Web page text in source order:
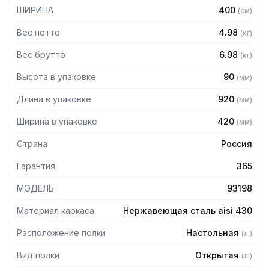
— Боковины (стойки) из трубы 20х20 нержавеющей стали
— Крепление к столу болтовое через отверстие в
— Полка поставляется в разобранном виде
ШИРИНА 400 (см)
Вес нетто 4.98 (кг)
Вес брутто 6.98 (кг)
Высота в упаковке 90 (мм)
Длина в упаковке 920 (мм)
Ширина в упаковке 420 (мм)
Страна Россия
Гарантия 365
МОДЕЛЬ 93198
Материал каркаса Нержавеющая сталь aisi 430
Расположение полки Настольная (л.)
Вид полки Открытая (л.)